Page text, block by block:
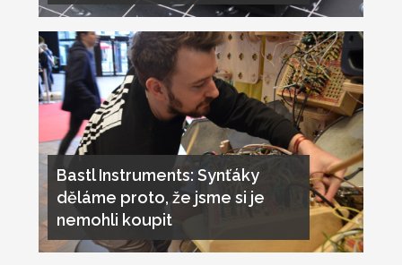
Bastl Instruments: Synťáky
děláme proto, že jsme si je
nemohli koupit